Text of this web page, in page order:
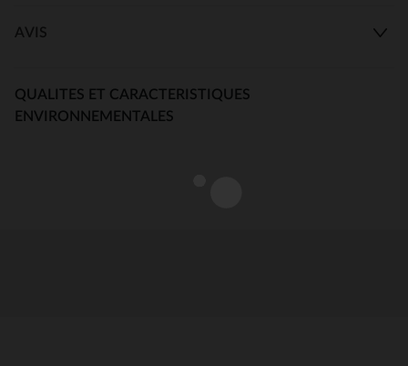
AVIS
QUALITES ET CARACTERISTIQUES
ENVIRONNEMENTALES